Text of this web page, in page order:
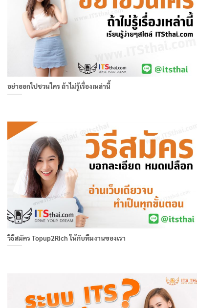
อย่าออกไปชวนใคร ถ้าไม่รู้เรื่องเหล่านี้
วิธีสมัคร Topup2Rich ให้กับทีมงานของเรา